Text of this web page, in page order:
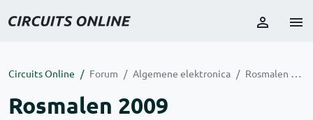
Circuits Online Forum Algemene elektronica Rosmalen 2009
Rosmalen 2009